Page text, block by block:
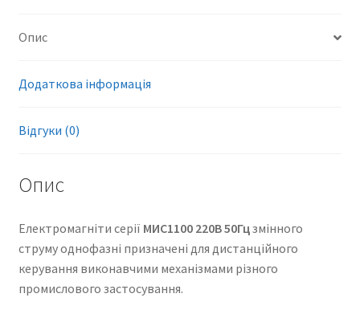
Опис
Додаткова інформація
Відгуки (0)
Опис
Електромагніти серії МИС1100 220В 50Гцзмінного
струму однофазні призначені для дистанційного
керування виконавчими механізмами різного
промислового застосування.